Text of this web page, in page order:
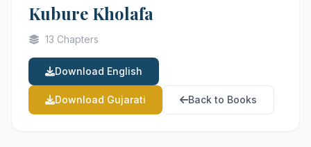
Kubure Kholafa
13 Chapters
Download English
Download Gujarati Back to Books